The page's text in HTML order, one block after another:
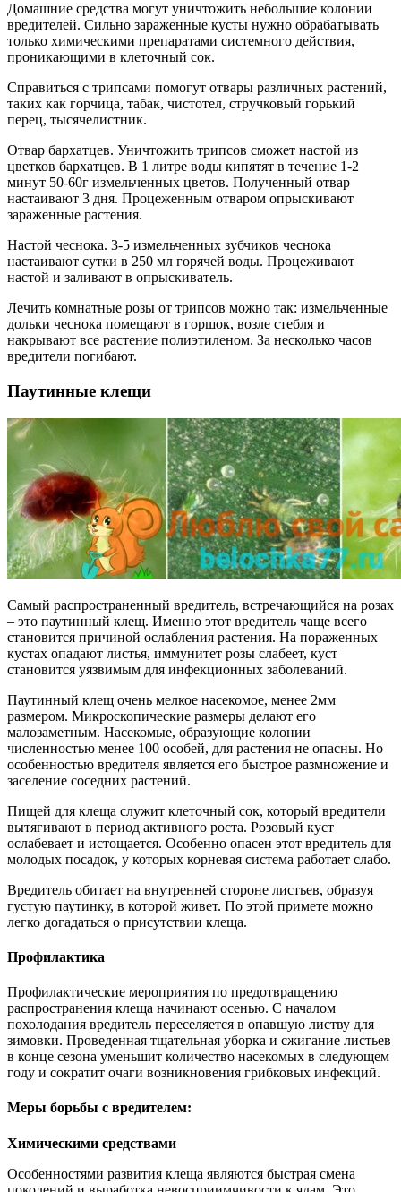
Домашние средства могут уничтожить небольшие колонии
вредителей. Сильно зараженные кусты нужно обрабатывать
только химическими препаратами системного действия,
проникающими в клеточный сок.
Справиться с трипсами помогут отвары различных растений,
таких как горчица, табак, чистотел, стручковый горький
перец, тысячелистник.
Отвар бархатцев. Уничтожить трипсов сможет настой из
цветков бархатцев. В 1 литре воды кипятят в течение 1-2
минут 50-60г измельченных цветов. Полученный отвар
настаивают 3 дня. Процеженным отваром опрыскивают
зараженные растения.
Настой чеснока. 3-5 измельченных зубчиков чеснока
настаивают сутки в 250 мл горячей воды. Процеживают
настой и заливают в опрыскиватель.
Лечить комнатные розы от трипсов можно так: измельченные
дольки чеснока помещают в горшок, возле стебля и
накрывают все растение полиэтиленом. За несколько часов
вредители погибают.
Паутинные клещи
Самый распространенный вредитель, встречающийся на розах
– это паутинный клещ. Именно этот вредитель чаще всего
становится причиной ослабления растения. На пораженных
кустах опадают листья, иммунитет розы слабеет, куст
становится уязвимым для инфекционных заболеваний.
Паутинный клещ очень мелкое насекомое, менее 2мм
размером. Микроскопические размеры делают его
малозаметным. Насекомые, образующие колонии
численностью менее 100 особей, для растения не опасны. Но
особенностью вредителя является его быстрое размножение и
заселение соседних растений.
Пищей для клеща служит клеточный сок, который вредители
вытягивают в период активного роста. Розовый куст
ослабевает и истощается. Особенно опасен этот вредитель для
молодых посадок, у которых корневая система работает слабо.
Вредитель обитает на внутренней стороне листьев, образуя
густую паутинку, в которой живет. По этой примете можно
легко догадаться о присутствии клеща.
Профилактика
Профилактические мероприятия по предотвращению
распространения клеща начинают осенью. С началом
похолодания вредитель переселяется в опавшую листву для
зимовки. Проведенная тщательная уборка и сжигание листьев
в конце сезона уменьшит количество насекомых в следующем
году и сократит очаги возникновения грибковых инфекций.
Меры борьбы с вредителем:
Химическими средствами
Особенностями развития клеща являются быстрая смена